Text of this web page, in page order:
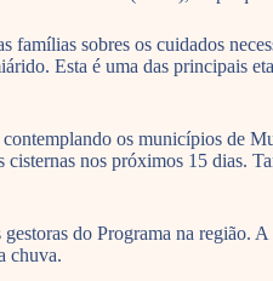
sobres os cuidados
Esta é uma das principais
os municípios de
cisternas nos próximos 15 dias.
do Programa na região.
chuva.